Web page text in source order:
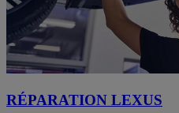
RÉPARATION LEXUS